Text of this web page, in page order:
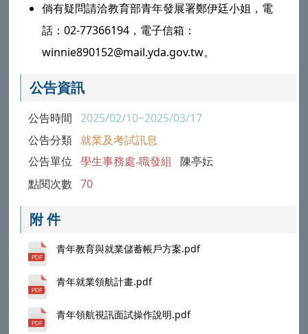
倘有疑問請洽教育部青年發展署鄭伊廷小姐，電
話：02-77366194，電子信箱：
winnie890152@mail.yda.gov.tw。
公告資訊
公告時間 2025/02/10~2025/03/17
公告分類 就業及考試訊息
公告單位 學生事務處-職發組 陳亭妘
點閱次數 70
附 件
青年教育與就業儲蓄帳戶方案.pdf
青年就業領航計畫.pdf
青年領航視訊面試操作說明.pdf